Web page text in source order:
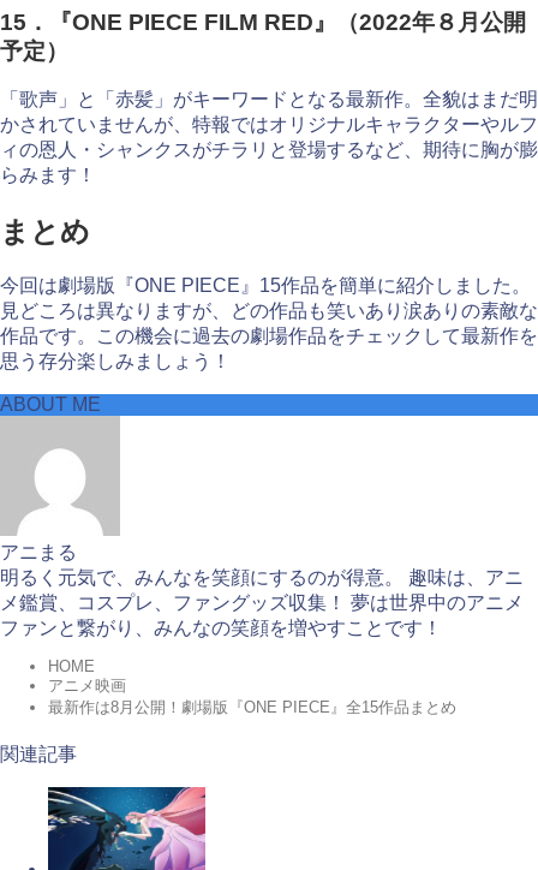
15．『ONE PIECE FILM RED』（2022年８月公開
予定）
「歌声」と「赤髪」がキーワードとなる最新作。全貌はまだ明
かされていませんが、特報ではオリジナルキャラクターやルフ
ィの恩人・シャンクスがチラリと登場するなど、期待に胸が膨
らみます！
まとめ
今回は劇場版『ONE PIECE』15作品を簡単に紹介しました。
見どころは異なりますが、どの作品も笑いあり涙ありの素敵な
作品です。この機会に過去の劇場作品をチェックして最新作を
思う存分楽しみましょう！
ABOUT ME
アニまる
明るく元気で、みんなを笑顔にするのが得意。 趣味は、アニ
メ鑑賞、コスプレ、ファングッズ収集！ 夢は世界中のアニメ
ファンと繋がり、みんなの笑顔を増やすことです！
HOME
アニメ映画
最新作は8月公開！劇場版『ONE PIECE』全15作品まとめ
関連記事